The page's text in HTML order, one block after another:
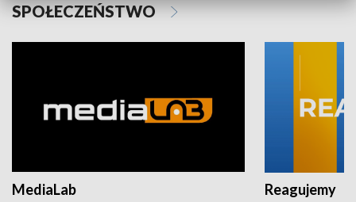
SPOŁECZEŃSTWO
MediaLab Reagujemy